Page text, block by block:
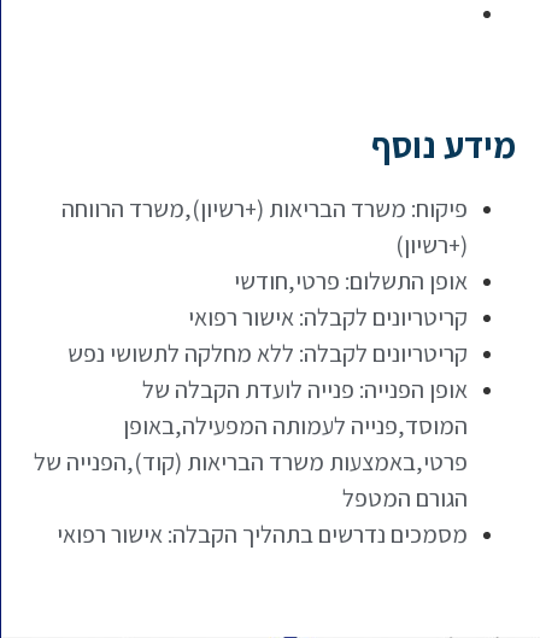
מידע נוסף
פיקוח: משרד הבריאות (+רשיון),משרד הרווחה
(+רשיון)
אופן התשלום: פרטי,חודשי
קריטריונים לקבלה: אישור רפואי
קריטריונים לקבלה: ללא מחלקה לתשושי נפש
אופן הפנייה: פנייה לועדת הקבלה של
המוסד,פנייה לעמותה המפעילה,באופן
פרטי,באמצעות משרד הבריאות (קוד),הפנייה של
הגורם המטפל
מסמכים נדרשים בתהליך הקבלה: אישור רפואי